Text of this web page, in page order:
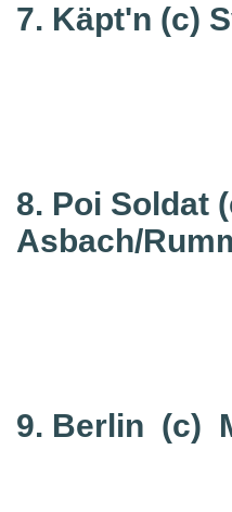
7. Käpt'n (c)
8. Poi Soldat
Asbach/
9. Berlin (c)